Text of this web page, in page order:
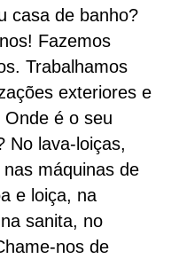
casa de banho?
Fazemos
Trabalhamos
exteriores e
Onde é o seu
No lava-loiças,
máquinas de
e loiça, na
sanita, no
nos de